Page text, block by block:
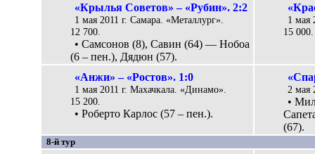
«Крылья Советов» – «Рубин». 2:2
1 мая 2011 г. Самара. «Металлург».
12 700.
• Самсонов (8), Савин (64) — Нобоа
(6 – пен.), Дядюн (57).
1 мая
15 000.
«Анжи» – «Ростов». 1:0
1 мая 2011 г. Махачкала. «Динамо».
15 200.
• Роберто Карлос (57 – пен.).
2 мая
•
(67).
8-й тур